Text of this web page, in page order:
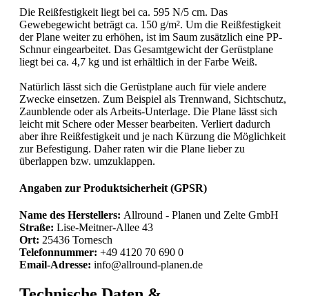
Die Reißfestigkeit liegt bei ca. 595 N/5 cm. Das
Gewebegewicht beträgt ca. 150 g/m². Um die Reißfestigkeit
der Plane weiter zu erhöhen, ist im Saum zusätzlich eine PP-
Schnur eingearbeitet. Das Gesamtgewicht der Gerüstplane
liegt bei ca. 4,7 kg und ist erhältlich in der Farbe Weiß.
Natürlich lässt sich die Gerüstplane auch für viele andere
Zwecke einsetzen. Zum Beispiel als Trennwand, Sichtschutz,
Zaunblende oder als Arbeits-Unterlage. Die Plane lässt sich
leicht mit Schere oder Messer bearbeiten. Verliert dadurch
aber ihre Reißfestigkeit und je nach Kürzung die Möglichkeit
zur Befestigung. Daher raten wir die Plane lieber zu
überlappen bzw. umzuklappen.
Angaben zur Produktsicherheit (GPSR)
Name des Herstellers: Allround - Planen und Zelte GmbH
Straße: Lise-Meitner-Allee 43
Ort: 25436 Tornesch
Telefonnummer: +49 4120 70 690 0
Email-Adresse: info@allround-planen.de